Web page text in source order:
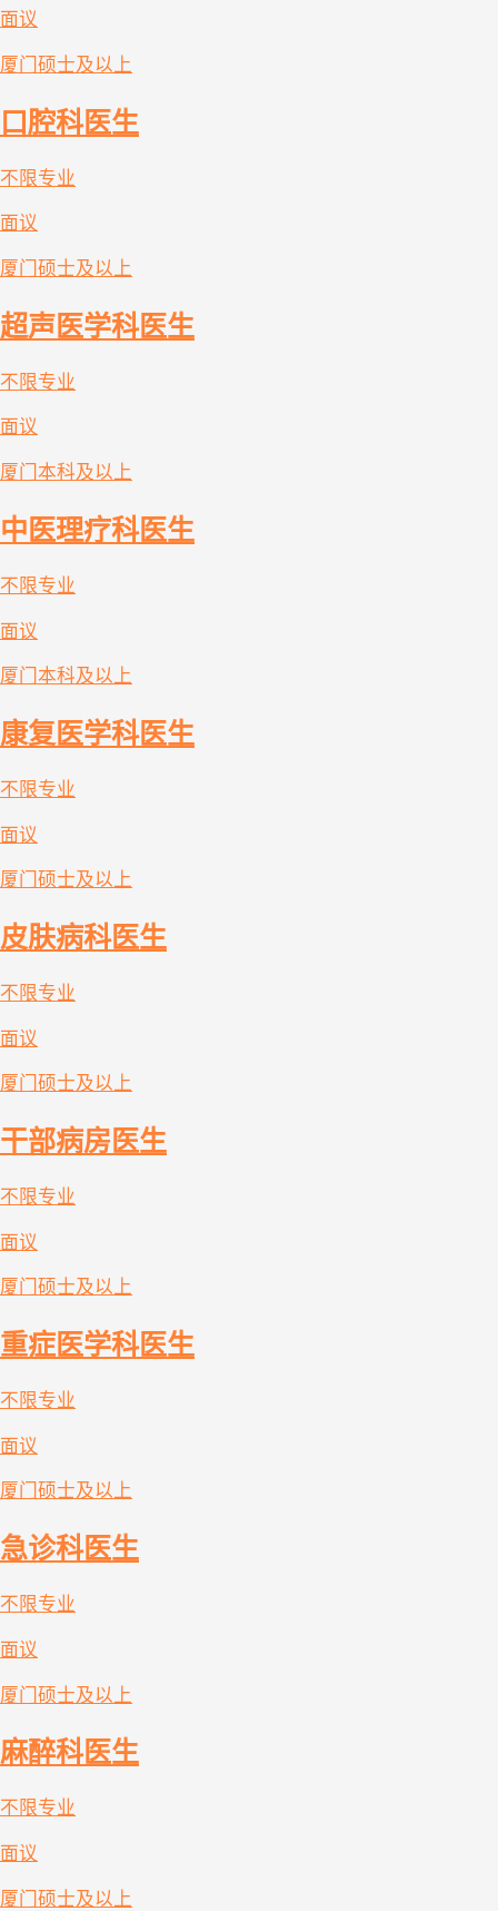
面议
厦门硕士及以上
口腔科医生
不限专业
面议
厦门硕士及以上
超声医学科医生
不限专业
面议
厦门本科及以上
中医理疗科医生
不限专业
面议
厦门本科及以上
康复医学科医生
不限专业
面议
厦门硕士及以上
皮肤病科医生
不限专业
面议
厦门硕士及以上
干部病房医生
不限专业
面议
厦门硕士及以上
重症医学科医生
不限专业
面议
厦门硕士及以上
急诊科医生
不限专业
面议
厦门硕士及以上
麻醉科医生
不限专业
面议
厦门硕士及以上